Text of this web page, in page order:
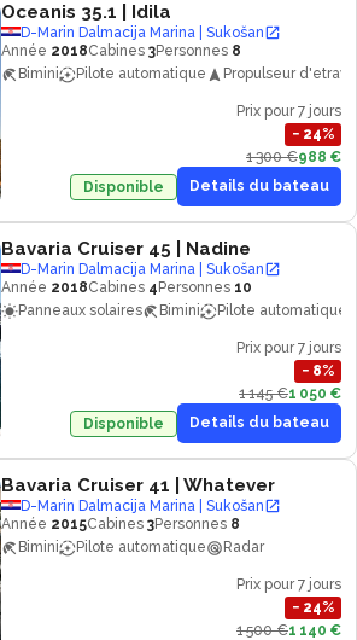
Oceanis 35.1 | Idila
D-Marin Dalmacija Marina | Sukošan
Année 2018Cabines 3Personnes 8
Bimini
Pilote automatique Propulseur d'etrave
Prix pour 7 jours
− 24%
1 300 €988 €
Disponible
Details du bateau
Bavaria Cruiser 45 | Nadine
D-Marin Dalmacija Marina | Sukošan
Année 2018Cabines 4 Personnes 10
Panneaux solaires
Bimini Pilote automatique
Prix pour 7 jours
− 8%
1 145 €1 050 €
Disponible
Details du bateau
Bavaria Cruiser 41 | Whatever
D-Marin Dalmacija Marina | Sukošan
Année 2015Cabines 3Personnes 8
Bimini
Pilote automatique Radar
Prix pour 7 jours
− 24%
1 500 €1 140 €